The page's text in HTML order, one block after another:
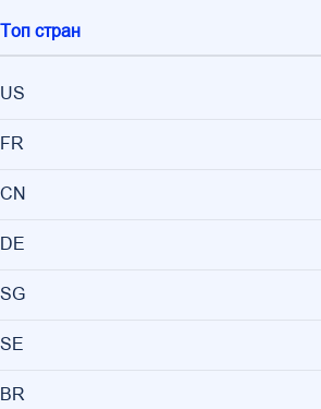
Топ стран
US
FR
CN
DE
SG
SE
BR